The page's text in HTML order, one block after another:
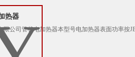
热器
限公司管状电加热器本型号电加热器表面功率按